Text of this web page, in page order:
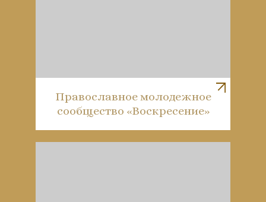
Православное молодежное
сообщество «Воскресение»